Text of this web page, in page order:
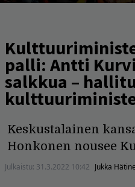
palli: Antti
salkkua –
Keskustalainen
Honkonen nousee
Julkaistu: 31.3.2022 10:42 Jukka